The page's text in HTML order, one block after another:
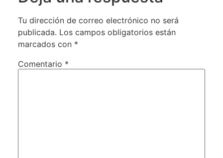
Tu dirección de correo electrónico no será
publicada. Los campos obligatorios están
marcados con *
Comentario *